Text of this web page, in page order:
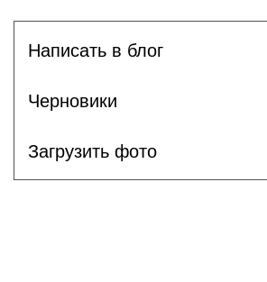
Написать в блог
Черновики
Загрузить фото